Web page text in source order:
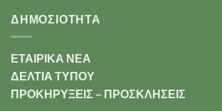
ΔΗΜΟΣΙΟΤΗΤΑ
ΕΤΑΙΡΙΚΑ ΝΕΑ
ΔΕΛΤΙΑ ΤΥΠΟΥ
ΠΡΟΚΗΡΥΞΕΙΣ – ΠΡΟΣΚΛΗΣΕΙΣ